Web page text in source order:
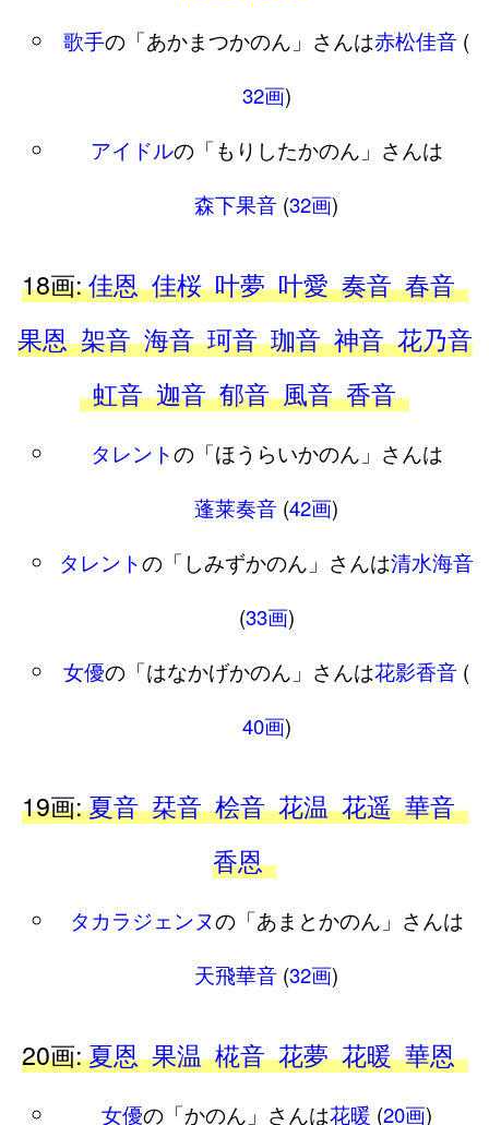
歌手の「あかまつかのん」さんは赤松佳音 (
32画)
アイドルの「もりしたかのん」さんは
森下果音 (32画)
18画:佳恩 佳桜 叶夢 叶愛 奏音 春音
果恩 架音 海音 珂音 珈音 神音 花乃音
虹音 迦音 郁音 風音 香音
タレントの「ほうらいかのん」さんは
蓬莱奏音 (42画)
タレントの「しみずかのん」さんは清水海音
(33画)
女優の「はなかげかのん」さんは花影香音 (
40画)
19画:夏音 栞音 桧音 花温 花遥 華音
香恩
タカラジェンヌの「あまとかのん」さんは
天飛華音 (32画)
20画:夏恩 果温 椛音 花夢 花暖 華恩
女優の「かのん」さんは花暖 (20画)